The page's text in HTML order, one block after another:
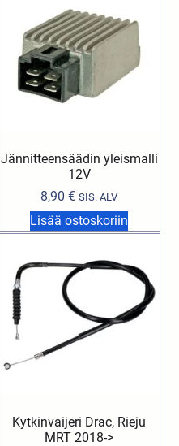
Jännitteensäädin yleismalli
12V
8,90€ SIS. ALV
Lisää ostoskoriin
Kytkinvaijeri Drac, Rieju
MRT 2018->